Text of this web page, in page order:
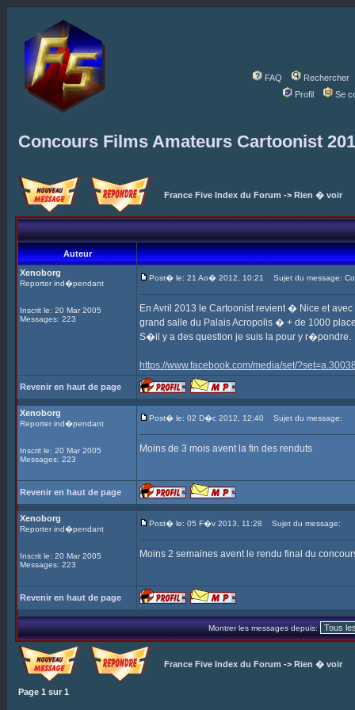
FAQ
Rechercher
Profil
Se
Concours Films Amateurs Cartoonist
France Five Index du Forum -> Rien � voir
Auteur
Xenoborg
Reporter ind�pendant
Inscrit le: 20 Mar 2005
Messages: 223
Post� le: 21 Ao� 2012, 10:21 Sujet du message:
En Avril 2013 le Cartoonist revient � Nice et
grand salle du Palais Acropolis � + de 1000
S�il y a des question je suis la pour y r�pondre.
https://www.facebook.com/media/set/
Revenir en haut de page
Xenoborg
Reporter ind�pendant
Inscrit le: 20 Mar 2005
Messages: 223
Post� le: 02 D�c 2012, 12:40 Sujet du message:
Moins de 3 mois avent la fin des renduts
Revenir en haut de page
Xenoborg
Reporter ind�pendant
Inscrit le: 20 Mar 2005
Messages: 223
Post� le: 05 F�v 2013, 11:28 Sujet du message:
Moins 2 semaines avent le rendu final du
Revenir en haut de page
Montrer les messages depuis:
France Five Index du Forum -> Rien � voir
Page 1 sur 1